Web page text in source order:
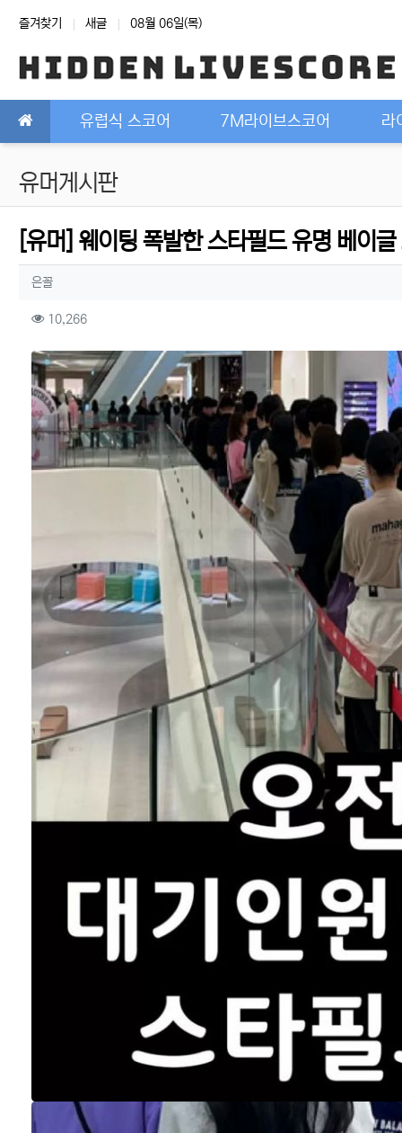
상단 네비
즐겨찾기 새글 08월 06일(목)
메인 메뉴유럽식 스코어 7M라이브스코어 라
유머게시판
[유머] 웨이팅 폭발한 스타필드 유명 베이
작성자 정보
은꼴작성
컨텐츠 정보
10,266조회
본문